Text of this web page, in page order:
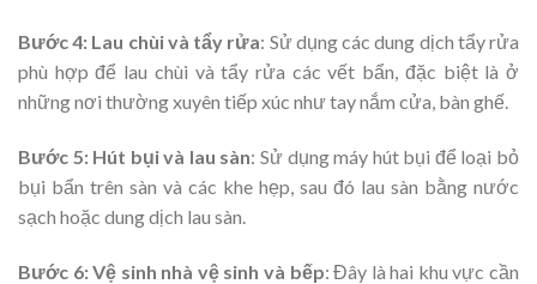
Bước 4: Lau chùi và tẩy rửa: Sử dụng các dung dịch tẩy rửa
phù hợp để lau chùi và tẩy rửa các vết bẩn, đặc biệt là ở
những nơi thường xuyên tiếp xúc như tay nắm cửa, bàn ghế.
Bước 5: Hút bụi và lau sàn: Sử dụng máy hút bụi để loại bỏ
bụi bẩn trên sàn và các khe hẹp, sau đó lau sàn bằng nước
sạch hoặc dung dịch lau sàn.
Bước 6: Vệ sinh nhà vệ sinh và bếp: Đây là hai khu vực cần